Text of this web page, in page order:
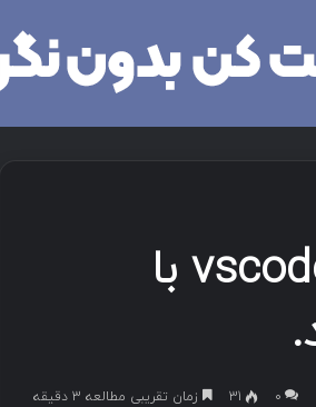
افزونه ی مخربی در نرم افزار vscode با
۰ 31 زمان تقریبی مطالعه 3 دقیقه